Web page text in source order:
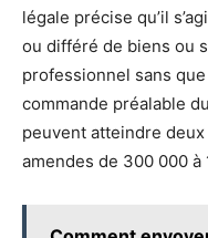
légale précise qu’il
ou différé de biens ou
professionnel sans que
commande préalable
peuvent atteindre deux
amendes de 300 000 à